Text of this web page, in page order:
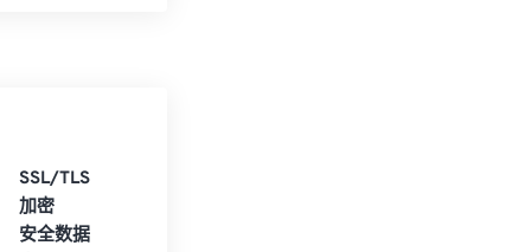
SSL/TLS
加密
安全数据